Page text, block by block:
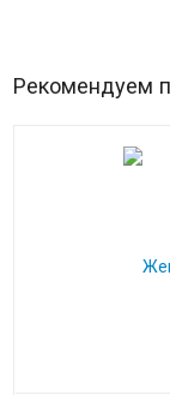
Рекомендуем